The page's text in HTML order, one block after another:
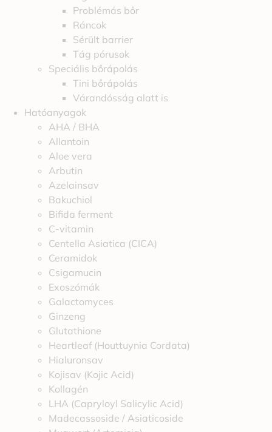
Problémás bőr
Ráncok
Sérült barrier
Tág pórusok
Speciális bőrápolás
Tini bőrápolás
Várandósság alatt is
Hatóanyagok
AHA / BHA
Allantoin
Aloe vera
Arbutin
Azelainsav
Bakuchiol
Bifida ferment
C-vitamin
Centella Asiatica (CICA)
Ceramidok
Csigamucin
Exoszómák
Galactomyces
Ginzeng
Glutathione
Heartleaf (Houttuynia Cordata)
Hialuronsav
Kojisav (Kojic Acid)
Kollagén
LHA (Capryloyl Salicylic Acid)
Madecassoside / Asiaticoside